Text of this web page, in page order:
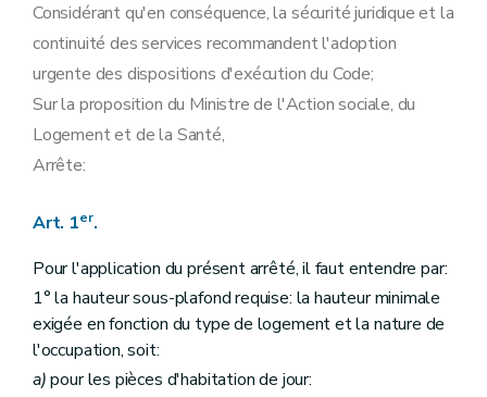
Considérant qu'en conséquence, la sécurité juridique et la
continuité des services recommandent l'adoption
urgente des dispositions d'exécution du Code;
Sur la proposition du Ministre de l'Action sociale, du
Logement et de la Santé,
Arrête:
Art. 1er.
Pour l'application du présent arrêté, il faut entendre par:
1° la hauteur sous-plafond requise: la hauteur minimale
exigée en fonction du type de logement et la nature de
l'occupation, soit:
a)pour les pièces d'habitation de jour: